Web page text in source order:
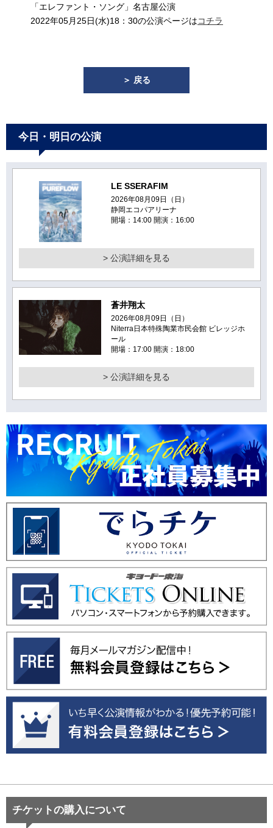
「エレファント・ソング」名古屋公演
2022年05月25日(水)18：30の公演ページはコチラ
＞ 戻る
今日・明日の公演
LE SSERAFIM
2026年08月09日（日）
静岡エコパアリーナ
開場：14:00 開演：16:00
> 公演詳細を見る
蒼井翔太
2026年08月09日（日）
Niterra日本特殊陶業市民会館 ビレッジホ
ール
開場：17:00 開演：18:00
> 公演詳細を見る
チケットの購入について